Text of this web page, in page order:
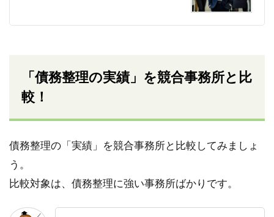
「債務整理の実績」を競合事務所と比
較！
債務整理の「実績」を競合事務所と比較してみましょ
う。
比較対象は、債務整理に強い事務所ばかりです。